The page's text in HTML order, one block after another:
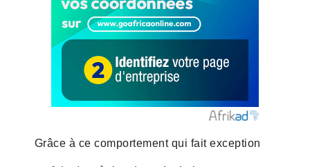
Grâce à ce comportement qui fait exception